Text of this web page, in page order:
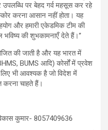
उपलब्धि पर बेहद गर्व महसूस कर रहे
करना आसान नहीं होता। यह
और हमारी एकेडमिक टीम की
की शुभकामनाएँ देते हैं।”
की जाती है और यह भारत में
BUMS आदि) कोर्सों में प्रवेश
भी आवश्यक है जो विदेश में
करना चाहते हैं।
कुमार- 8057409636